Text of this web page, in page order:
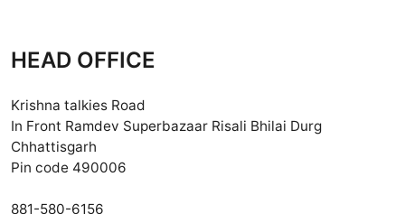
HEAD OFFICE
Krishna talkies Road
In Front Ramdev Superbazaar Risali Bhilai Durg
Chhattisgarh
Pin code 490006
881-580-6156